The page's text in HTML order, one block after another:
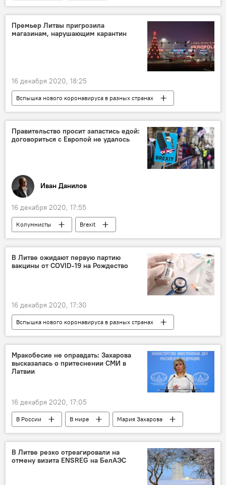
Правительство Литвы
бюджет
госбюджет
Премьер Литвы пригрозила
магазинам, нарушающим карантин
16 декабря 2020, 18:25
Вспышка нового коронавируса в разных странах
Общество
Ингрида Шимоните
карантин
Литва коронавирус
Правительство просит запастись едой:
договориться с Европой не удалось
Иван Данилов
16 декабря 2020, 17:55
Колумнисты Brexit
В Литве ожидают первую партию
вакцины от COVID-19 на Рождество
16 декабря 2020, 17:30
Вспышка нового коронавируса в разных странах
Общество
Литва
коронавирус
вакцина
Мракобесие не оправдать: Захарова
высказалась о притеснении СМИ в
Латвии
16 декабря 2020, 17:05
В России В мире
Мария Захарова
Латвия
свобода слова
журналисты
В Литве резко отреагировали на
отмену визита ENSREG на БелАЭС